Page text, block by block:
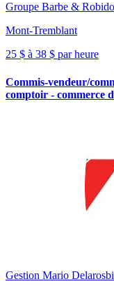
Groupe Barbe &
Mont-Tremblant
25 $ à 38 $ par heure
Commis-vendeur/
comptoir - commerce
Gestion Mario